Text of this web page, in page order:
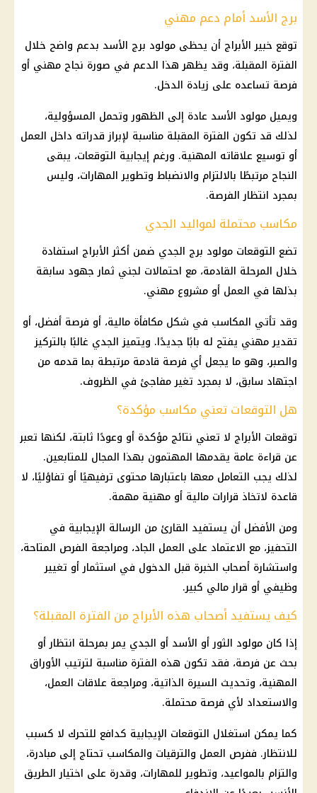
برج الأسد أمام دعم مهني
توقع خبير الأبراج أن يحظى مولود برج الأسد بدعم واضح خلال
الفترة المقبلة، وقد يظهر هذا الدعم في صورة نجاح مهني أو
فرصة تساعده على زيادة الدخل.
ويميل مولود الأسد عادة إلى الظهور وتحمل المسؤولية،
لذلك قد تكون الفترة المقبلة مناسبة لإبراز قدراته داخل العمل
أو توسيع علاقاته المهنية. ورغم إيجابية التوقعات، يبقى
النجاح مرتبطًا بالالتزام والانضباط وتطوير المهارات، وليس
بمجرد انتظار الفرصة.
مكاسب محتملة لمواليد الجدي
تضع التوقعات مولود برج الجدي ضمن أكثر الأبراج استفادة
خلال المرحلة القادمة، مع احتمالات لجني ثمار جهود سابقة
بذلها في العمل أو مشروع مهني.
وقد تأتي المكاسب في شكل مكافأة مالية، أو فرصة أفضل، أو
تقدير مهني يفتح له بابًا جديدًا. ويتميز الجدي غالبًا بالتركيز
والصبر، وهو ما يجعل أي فرصة قادمة مرتبطة بما قدمه من
اجتهاد سابق، لا بمجرد تغير مفاجئ في الظروف.
هل التوقعات تعني مكاسب مؤكدة؟
توقعات الأبراج لا تعني نتائج مؤكدة أو وعودًا ثابتة، لكنها تعبر
عن قراءة عامة يقدمها المهتمون بهذا المجال للمتابعين.
لذلك يجب التعامل معها باعتبارها محتوى ترفيهيًا أو تفاؤليًا، لا
قاعدة لاتخاذ قرارات مالية أو مهنية مهمة.
ومن الأفضل أن يستفيد القارئ من الرسالة الإيجابية في
التحفيز، مع الاعتماد على العمل الجاد، ومراجعة الفرص المتاحة،
واستشارة أصحاب الخبرة قبل الدخول في استثمارأو تغيير
وظيفي أو قرار مالي كبير.
كيف يستفيد أصحاب هذه الأبراج من الفترة المقبلة؟
إذا كان مولود الثور أو الأسد أو الجدي يمر بمرحلة انتظار أو
بحث عن فرصة، فقد تكون هذه الفترة مناسبة لترتيب الأوراق
المهنية، وتحديث السيرة الذاتية، ومراجعة علاقات العمل،
والاستعداد لأي فرصة محتملة.
كما يمكن استغلال التوقعات الإيجابية كدافع للتحرك لا كسبب
للانتظار. ففرص العمل والترقيات والمكاسب تحتاج إلى مبادرة،
والتزام بالمواعيد، وتطوير للمهارات، وقدرة على اختيار الطريق